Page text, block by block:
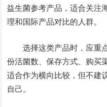
益生菌参考产品，适合关注
理和国际产品对比的人群。
选择这类产品时，应重
份活菌数、保存方式、购买
适合作为横向比较，但不建
自己。